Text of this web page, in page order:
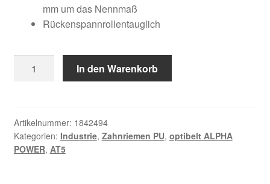
Shop
Warenkorb
Zahlungsarten
mm um das Nennmaß
Rückenspannrollentauglich
AP
Menge
In den Warenkorb
Artikelnummer: 1842494
Kategorien: Industrie, Zahnriemen PU, optibelt ALPHA
POWER, AT5